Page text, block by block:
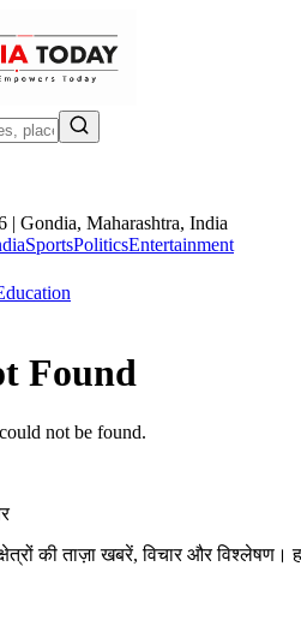
| Gondia, Maharashtra, India
SportsPoliticsEntertainment
Found
not be found.
की ताज़ा खबरें, विचार और